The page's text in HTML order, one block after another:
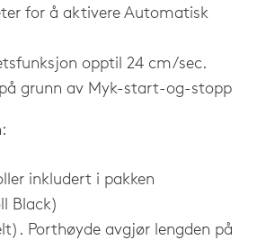
for å aktivere Automatisk
opptil 24 cm/sec.
grunn av Myk-start-og-stopp
inkludert i pakken
Black)
Porthøyde avgjør lengden på